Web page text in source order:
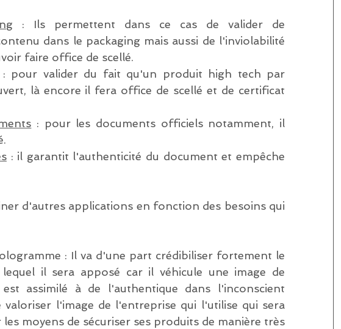
: Ils permettent dans ce cas de valider de
dans le packaging mais aussi de l'inviolabilité
faire office de scellé.
: pour valider du fait qu'un produit high tech par
là encore il fera office de scellé et de certificat
: pour les documents officiels notamment, il
: il garantit l'authenticité du document et empêche
d'autres applications en fonction des besoins qui
: Il va d'une part crédibiliser fortement le
il sera apposé car il véhicule une image de
assimilé à de l'authentique dans l'inconscient
l'image de l'entreprise qui l'utilise qui sera
moyens de sécuriser ses produits de manière très